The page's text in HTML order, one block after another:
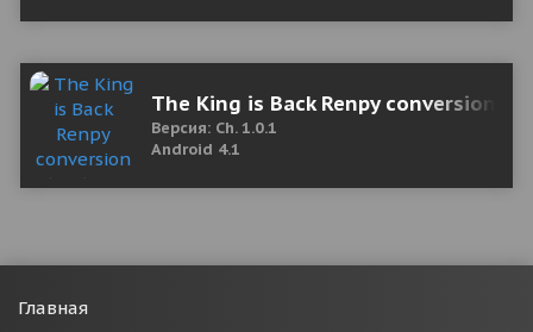
The King is Back Renpy conversion
Версия: Ch. 1.0.1
Android 4.1
Главная